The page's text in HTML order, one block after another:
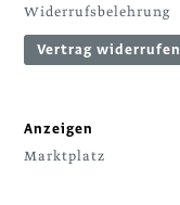
Widerrufsbelehrung
Vertrag widerrufen
Anzeigen
Marktplatz